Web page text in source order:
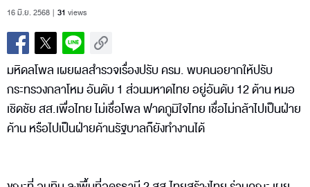
16 มิ.ย. 2568 31 views
มหิดลโพล เผยผลสำรวจเรื่องปรับ ครม. พบคนอยากให้ปรับ
กระทรวงกลาโหม อันดับ 1 ส่วนมหาดไทย อยู่อันดับ 12 ด้าน หมอ
เชิดชัย สส.เพื่อไทย ไม่เชื่อโพล ฟาดภูมิใจไทย เชื่อไม่กล้าไปเป็นฝ่าย
ค้าน หรือไปเป็นฝ่ายค้านรัฐบาลก็ยังทำงานได้